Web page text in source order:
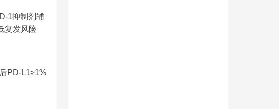
1抑制剂辅
复发风险
PD-L1≥1%